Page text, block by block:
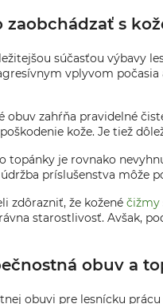
zaobchádzať s
súčasťou výbavy
vplyvom počasia
obuv zahŕňa pravidelné
kože. Je tiež
topánky je rovnako
príslušenstva môže
zdôrazniť, že kožené čižmy
starostlivosť. Avšak,
obuv a
obuvi pre lesnícku